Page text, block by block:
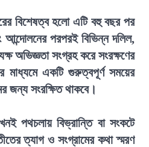
বিশেষত্ব হলো এটি বহু বছর পর
আন্দোলনের পরপরই বিভিন্ন দলিল,
অভিজ্ঞতা সংগ্রহ করে সংরক্ষণের
একটি গুরুত্বপূর্ণ সময়ের
জন্য সংরক্ষিত থাকবে।
পথচলায় বিভ্রান্তি বা সংকটে
ত্যাগ ও সংগ্রামের কথা স্মরণ